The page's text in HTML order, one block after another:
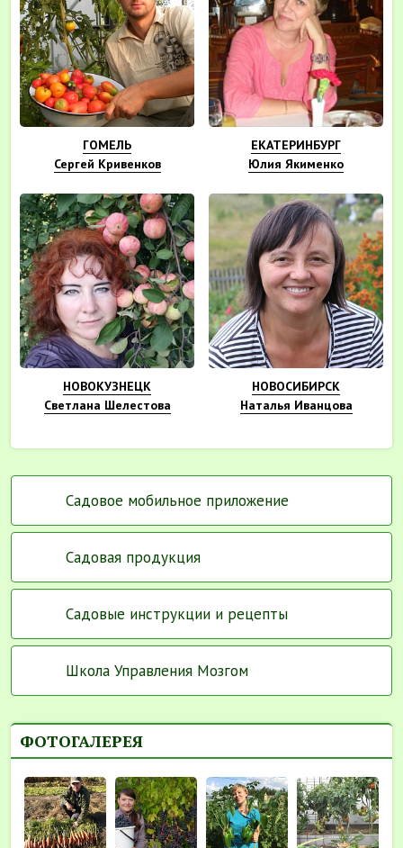
ГОМЕЛЬ
Сергей Кривенков
ЕКАТЕРИНБУРГ
Юлия Якименко
НОВОКУЗНЕЦК
Светлана Шелестова
НОВОСИБИРСК
Наталья Иванцова
Садовое мобильное приложение
Садовая продукция
Садовые инструкции и рецепты
Школа Управления Мозгом
ФОТОГАЛЕРЕЯ